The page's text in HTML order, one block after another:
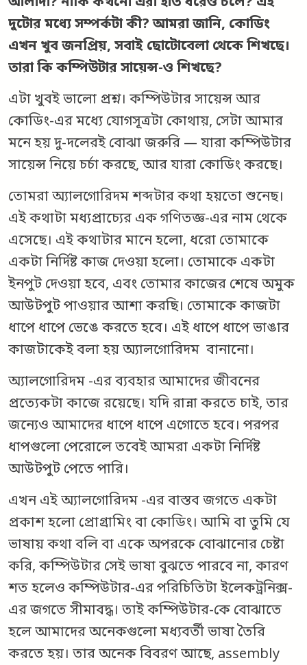
দুটোর মধ্যে সম্পর্কটা কী? আমরা জানি, কোডিং
এখন খুব জনপ্রিয়, সবাই ছোটোবেলা থেকে শিখছে।
তারা কি কম্পিউটার সায়েন্স-ও শিখছে?
এটা খুবই ভালো প্রশ্ন। কম্পিউটার সায়েন্স আর
কোডিং-এর মধ্যে যোগসূত্রটা কোথায়, সেটা আমার
মনে হয় দু-দলেরই বোঝা জরুরি — যারা কম্পিউটার
সায়েন্স নিয়ে চর্চা করছে, আর যারা কোডিং করছে।
তোমরা অ্যালগোরিদম শব্দটার কথা হয়তো শুনেছ।
এই কথাটা মধ্যপ্রাচ্যের এক গণিতজ্ঞ-এর নাম থেকে
এসেছে। এই কথাটার মানে হলো, ধরো তোমাকে
একটা নির্দিষ্ট কাজ দেওয়া হলো। তোমাকে একটা
ইনপুট দেওয়া হবে, এবং তোমার কাজের শেষে অমুক
আউটপুট পাওয়ার আশা করছি। তোমাকে কাজটা
ধাপে ধাপে ভেঙে করতে হবে। এই ধাপে ধাপে ভাঙার
কাজটাকেই বলা হয় অ্যালগোরিদম বানানো।
অ্যালগোরিদম -এর ব্যবহার আমাদের জীবনের
প্রত্যেকটা কাজে রয়েছে। যদি রান্না করতে চাই, তার
জন্যেও আমাদের ধাপে ধাপে এগোতে হবে। পরপর
ধাপগুলো পেরোলে তবেই আমরা একটা নির্দিষ্ট
আউটপুট পেতে পারি।
এখন এই অ্যালগোরিদম -এর বাস্তব জগতে একটা
প্রকাশ হলো প্রোগ্রামিং বা কোডিং। আমি বা তুমি যে
ভাষায় কথা বলি বা একে অপরকে বোঝানোর চেষ্টা
করি, কম্পিউটার সেই ভাষা বুঝতে পারবে না, কারণ
শত হলেও কম্পিউটার-এর পরিচিতিটা ইলেকট্রনিক্স-
এর জগতে সীমাবদ্ধ। তাই কম্পিউটার-কে বোঝাতে
হলে আমাদের অনেকগুলো মধ্যবর্তী ভাষা তৈরি
করতে হয়। তার অনেক বিবরণ আছে, assembly